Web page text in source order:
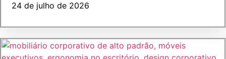
24 de julho de 2026